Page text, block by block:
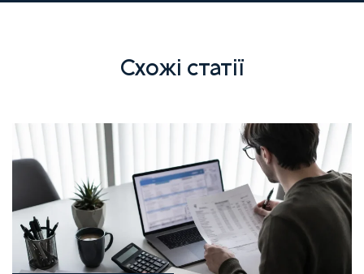
Схожі статії